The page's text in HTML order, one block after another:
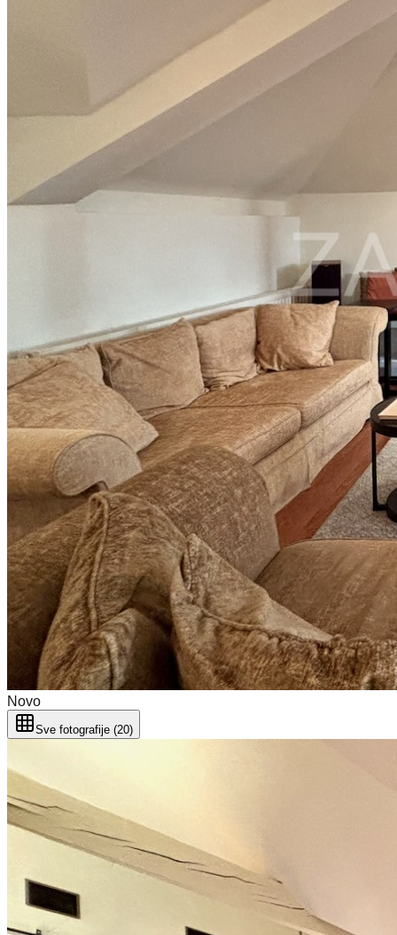
Novo
Sve fotografije (20)